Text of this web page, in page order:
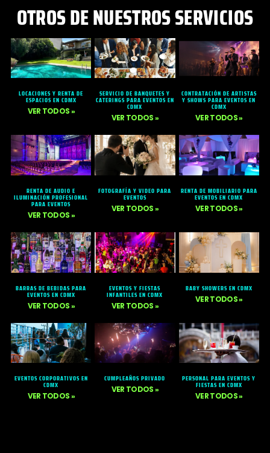
OTROS DE NUESTROS SERVICIOS
LOCACIONES Y RENTA DE
ESPACIOS EN CDMX
VER TODOS »
SERVICIO DE BANQUETES Y
CATERINGS PARA EVENTOS EN
CDMX
VER TODOS »
CONTRATACIÓN DE ARTISTAS
Y SHOWS PARA EVENTOS EN
CDMX
VER TODOS »
RENTA DE AUDIO E
ILUMINACIÓN PROFESIONAL
PARA EVENTOS
VER TODOS »
FOTOGRAFÍA Y VIDEO PARA
EVENTOS
VER TODOS »
RENTA DE MOBILIARIO PARA
EVENTOS EN CDMX
VER TODOS »
BARRAS DE BEBIDAS PARA
EVENTOS EN CDMX
VER TODOS »
EVENTOS Y FIESTAS
INFANTILES EN CDMX
VER TODOS »
BABY SHOWERS EN CDMX
VER TODOS »
EVENTOS CORPORATIVOS EN
CDMX
VER TODOS »
CUMPLEAÑOS PRIVADO
VER TODOS »
PERSONAL PARA EVENTOS Y
FIESTAS EN CDMX
VER TODOS »